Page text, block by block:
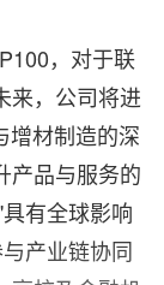
，对于联
来，公司将进
增材制造的深
产品与服务的
有全球影响
产业链协同